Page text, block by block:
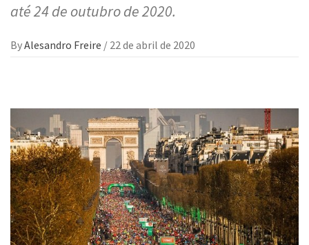
até 24 de outubro de 2020.
ByAlesandro Freire / 22 de abril de 2020